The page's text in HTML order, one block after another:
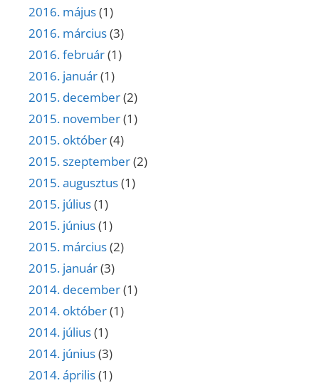
2016. május(1)
2016. március(3)
2016. február(1)
2016. január(1)
2015. december(2)
2015. november(1)
2015. október(4)
2015. szeptember(2)
2015. augusztus(1)
2015. július(1)
2015. június(1)
2015. március(2)
2015. január(3)
2014. december(1)
2014. október(1)
2014. július(1)
2014. június(3)
2014. április(1)